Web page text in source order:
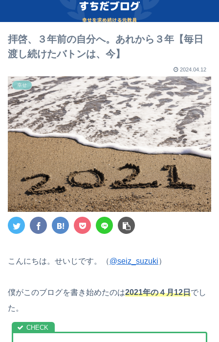
拝啓、３年前の自分へ。あれから３年【毎日
渡し続けたバトンは、今】
2024.04.12
幸せ
こんにちは。せいじです。（@seiz_suzuki）
僕がこのブログを書き始めたのは2021年の４月12日でし
た。